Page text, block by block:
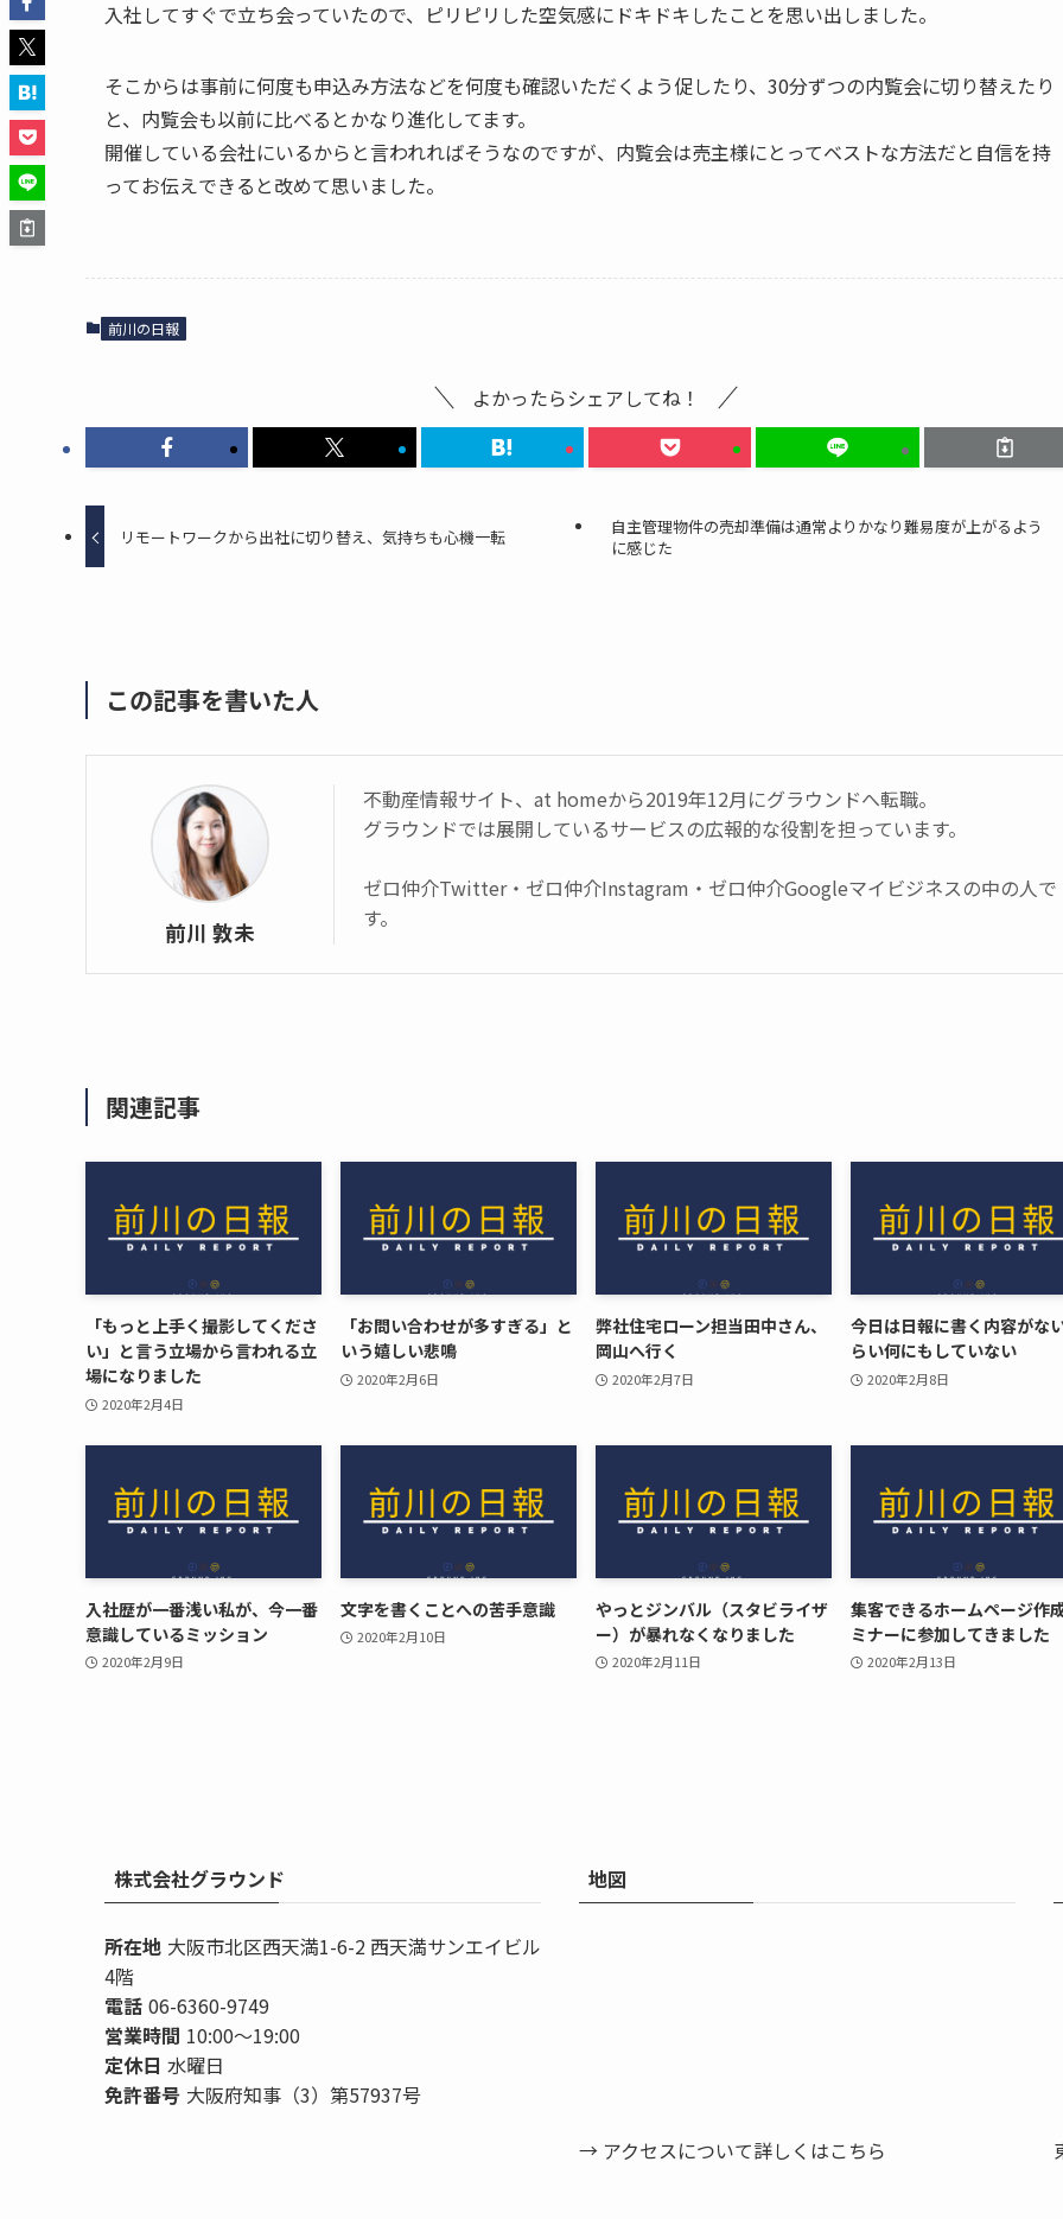
入社してすぐで立ち会っていたので、ピリピリした空気感にドキドキしたことを思い出しました。
そこからは事前に何度も申込み方法などを何度も確認いただくよう促したり、30分ずつの内覧会に切り替えたり
と、内覧会も以前に比べるとかなり進化してます。
開催している会社にいるからと言われればそうなのですが、内覧会は売主様にとってベストな方法だと自信を持
ってお伝えできると改めて思いました。
前川の日報
よかったらシェアしてね！
リモートワークから出社に切り替え、気持ちも心機一転
自主管理物件の売却準備は通常よりかなり難易度が上がるよう
に感じた
この記事を書いた人
前川 敦未
不動産情報サイト、at homeから2019年12月にグラウンドへ転職。
グラウンドでは展開しているサービスの広報的な役割を担っています。
ゼロ仲介Twitter・ゼロ仲介Instagram・ゼロ仲介Googleマイビジネスの中の人で
す。
関連記事
「もっと上手く撮影してくださ
い」と言う立場から言われる立
場になりました
2020年2月4日
「お問い合わせが多すぎる」と
いう嬉しい悲鳴
2020年2月6日
弊社住宅ローン担当田中さん、
岡山へ行く
2020年2月7日
今日は日報に書く内容がな
らい何にもしていない
2020年2月8日
入社歴が一番浅い私が、今一番
意識しているミッション
2020年2月9日
文字を書くことへの苦手意識
2020年2月10日
やっとジンバル（スタビライザ
ー）が暴れなくなりました
2020年2月11日
集客できるホームページ作
ミナーに参加してきました
2020年2月13日
株式会社グラウンド
所在地 大阪市北区西天満1-6-2 西天満サンエイビル
4階
電話 06-6360-9749
営業時間 10:00〜19:00
定休日 水曜日
免許番号 大阪府知事（3）第57937号
地図
→ アクセスについて詳しくはこちら